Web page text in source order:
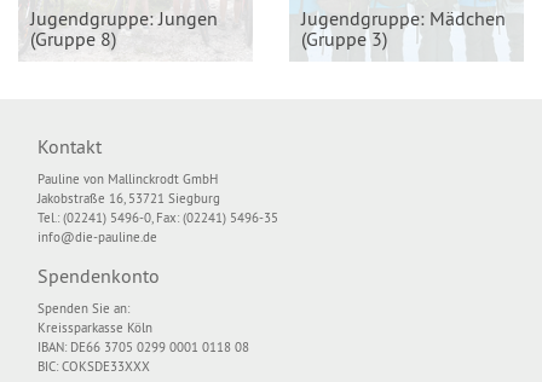
Jugendgruppe: Jungen
(Gruppe 8)
Jugendgruppe: Mädchen
(Gruppe 3)
Kontakt
Pauline von Mallinckrodt GmbH
Jakobstraße 16, 53721 Siegburg
Tel.: (02241) 5496-0, Fax: (02241) 5496-35
info@die-pauline.de
Spendenkonto
Spenden Sie an:
Kreissparkasse Köln
IBAN: DE66 3705 0299 0001 0118 08
BIC: COKSDE33XXX